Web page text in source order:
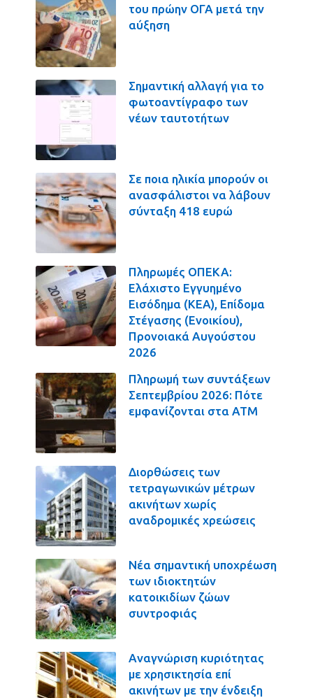
του πρώην ΟΓΑ μετά την
αύξηση
Σημαντική αλλαγή για το
φωτοαντίγραφο των
νέων ταυτοτήτων
Σε ποια ηλικία μπορούν οι
ανασφάλιστοι να λάβουν
σύνταξη 418 ευρώ
Πληρωμές ΟΠΕΚΑ:
Ελάχιστο Εγγυημένο
Εισόδημα (ΚΕΑ), Επίδομα
Στέγασης (Ενοικίου),
Προνοιακά Αυγούστου
2026
Πληρωμή των συντάξεων
Σεπτεμβρίου 2026: Πότε
εμφανίζονται στα ΑΤΜ
Διορθώσεις των
τετραγωνικών μέτρων
ακινήτων χωρίς
αναδρομικές χρεώσεις
Νέα σημαντική υποχρέωση
των ιδιοκτητών
κατοικιδίων ζώων
συντροφιάς
Αναγνώριση κυριότητας
με χρησικτησία επί
ακινήτων με την ένδειξη